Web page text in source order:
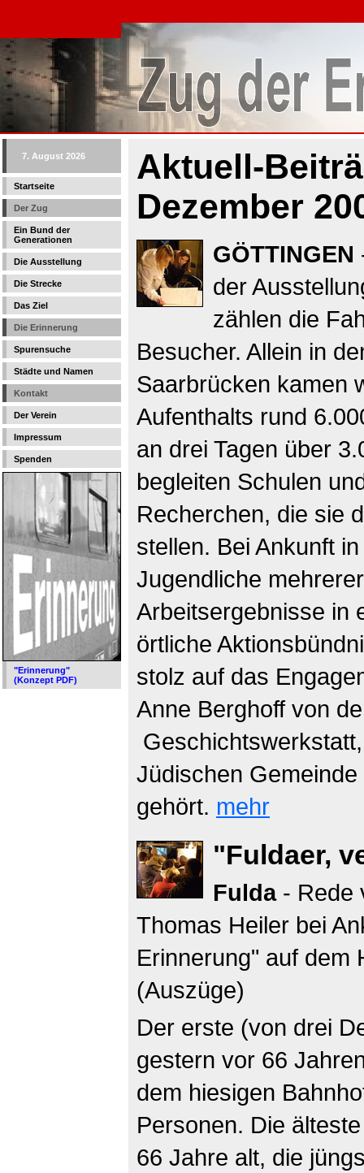
7. August 2026
Startseite
Der Zug
Ein Bund der
Generationen
Die Ausstellung
Die Strecke
Das Ziel
Die Erinnerung
Spurensuche
Städte und Namen
Kontakt
Der Verein
Impressum
Spenden
"Erinnerung"
(Konzept PDF)
Aktuell-
Dezember
GÖTTINGEN
der
zählen die
Besucher. Allein in
Saarbrücken kamen
Aufenthalts rund
an drei Tagen über
begleiten Schulen
Recherchen, die sie
stellen. Bei Ankunft
Jugendliche
Arbeitsergebnisse in
örtliche
stolz auf das
Anne Berghoff von
Jüdischen
gehört. mehr
"Fuldaer,
Fulda- Rede
Thomas Heiler bei
Erinnerung" auf dem
(Auszüge)
Der erste (von drei
gestern vor 66
dem hiesigen
Personen. Die
66 Jahre alt, die